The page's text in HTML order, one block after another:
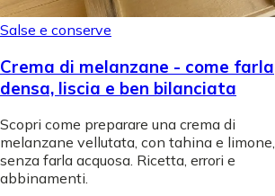
Salse e conserve
Crema di melanzane - come farla
densa, liscia e ben bilanciata
Scopri come preparare una crema di
melanzane vellutata, con tahina e limone,
senza farla acquosa. Ricetta, errori e
abbinamenti.